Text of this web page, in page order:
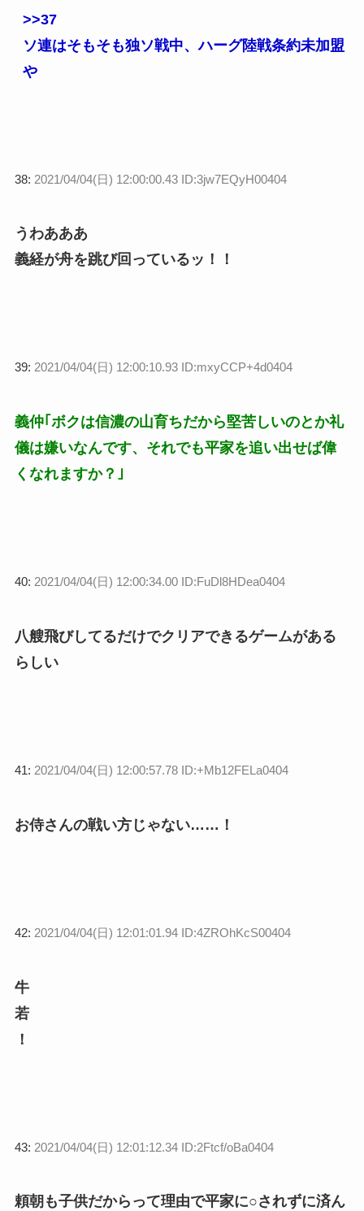
>>37
ソ連はそもそも独ソ戦中、ハーグ陸戦条約未加盟
や
38: 2021/04/04(日) 12:00:00.43 ID:3jw7EQyH00404
うわあああ
義経が舟を跳び回っているッ！！
39: 2021/04/04(日) 12:00:10.93 ID:mxyCCP+4d0404
義仲｢ボクは信濃の山育ちだから堅苦しいのとか礼
儀は嫌いなんです、それでも平家を追い出せば偉
くなれますか？｣
40: 2021/04/04(日) 12:00:34.00 ID:FuDl8HDea0404
八艘飛びしてるだけでクリアできるゲームがある
らしい
41: 2021/04/04(日) 12:00:57.78 ID:+Mb12FELa0404
お侍さんの戦い方じゃない……！
42: 2021/04/04(日) 12:01:01.94 ID:4ZROhKcS00404
牛
若
！
43: 2021/04/04(日) 12:01:12.34 ID:2Ftcf/oBa0404
頼朝も子供だからって理由で平家に○されずに済ん